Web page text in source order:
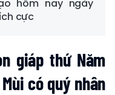
hôm nay ngày
cực
giáp thứ Năm
có quý nhân